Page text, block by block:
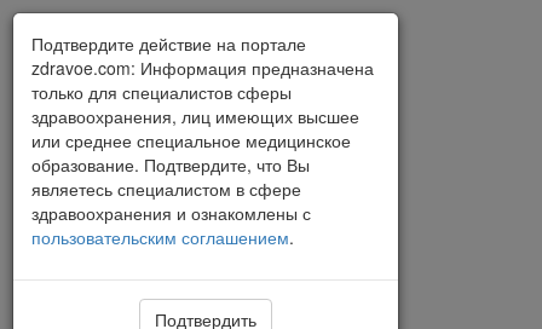
Подтвердите действие на портале
zdravoe.com: Информация предназначена
только для специалистов сферы
здравоохранения, лиц имеющих высшее
или среднее специальное медицинское
образование. Подтвердите, что Вы
являетесь специалистом в сфере
здравоохранения и ознакомлены с
пользовательским соглашением.
Подтвердить